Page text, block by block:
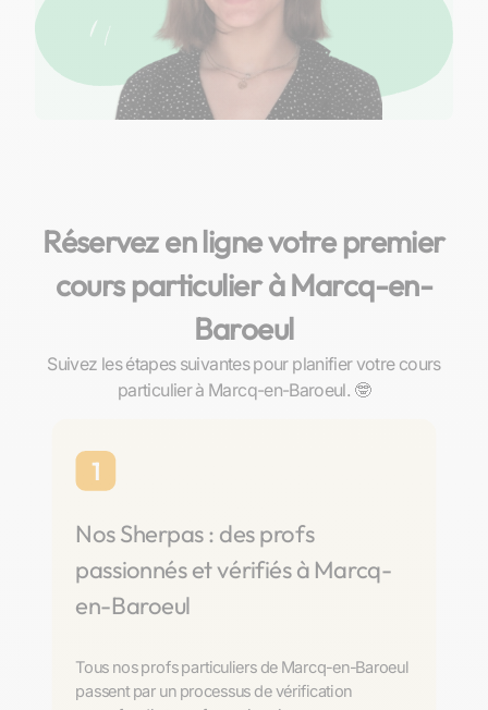
Réservez en ligne votre premier
cours particulier à Marcq-en-
Baroeul
Suivez les étapes suivantes pour planifier votre cours
particulier à Marcq-en-Baroeul. 🤓
1
Nos Sherpas : des profs
passionnés et vérifiés à Marcq-
en-Baroeul
Tous nos profs particuliers de Marcq-en-Baroeul
passent par un processus de vérification